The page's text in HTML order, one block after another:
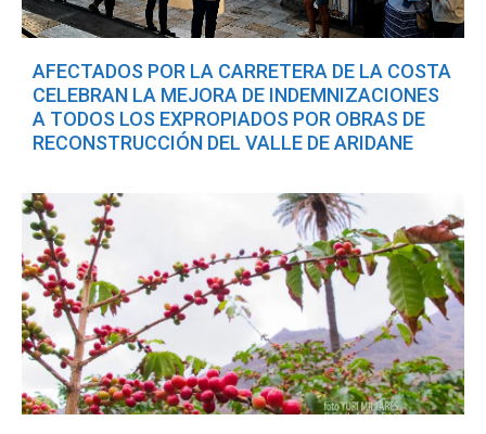
AFECTADOS POR LA CARRETERA DE LA COSTA
CELEBRAN LA MEJORA DE INDEMNIZACIONES
A TODOS LOS EXPROPIADOS POR OBRAS DE
RECONSTRUCCIÓN DEL VALLE DE ARIDANE